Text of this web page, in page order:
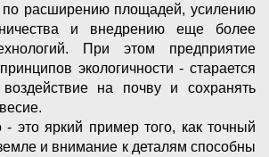
расширению площадей, усилению
и внедрению еще более
При этом предприятие
экологичности - старается
воздействие на почву и сохранять
это яркий пример того, как точный
и внимание к деталям способны